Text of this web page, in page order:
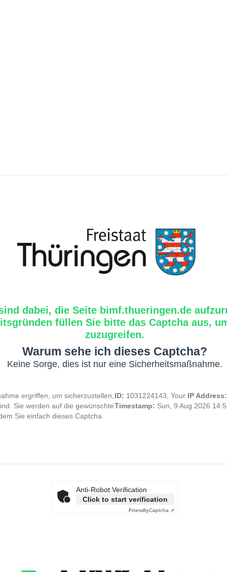
dabei, die Seite bimf.thueringen.de
füllen Sie bitte das Captcha aus,
zuzugreifen.
Warum sehe ich dieses Captcha?
Keine Sorge, dies ist nur eine Sicherheitsmaßnahme.
ergriffen, um sicherzustellen,
Sie werden auf die gewünschte
Sie einfach dieses Captcha
ID: 1031224143, Your IP
Timestamp: Sun, 9 Aug 2026
Anti-Robot Verification
Click to start verification
FriendlyCaptcha ⇗